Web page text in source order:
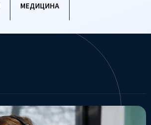
МЕДИЦИНА